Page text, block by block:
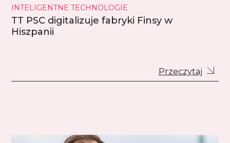
INTELIGENTNE TECHNOLOGIE
TT PSC digitalizuje fabryki Finsy w
Hiszpanii
Przeczytaj